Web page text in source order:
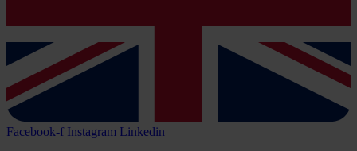
Facebook-f Instagram Linkedin